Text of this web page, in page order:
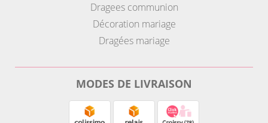
Dragees communion
Décoration mariage
Dragées mariage
MODES DE LIVRAISON